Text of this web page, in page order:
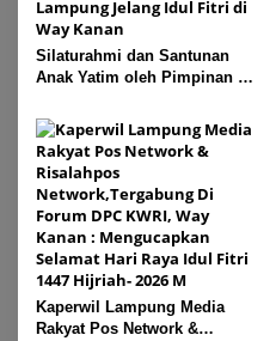
Silaturahmi dan Santunan
Anak Yatim oleh Pimpinan PT
Idul Fitri di Way Kanan
Kaperwil Lampung Media
Rakyat Pos Network &